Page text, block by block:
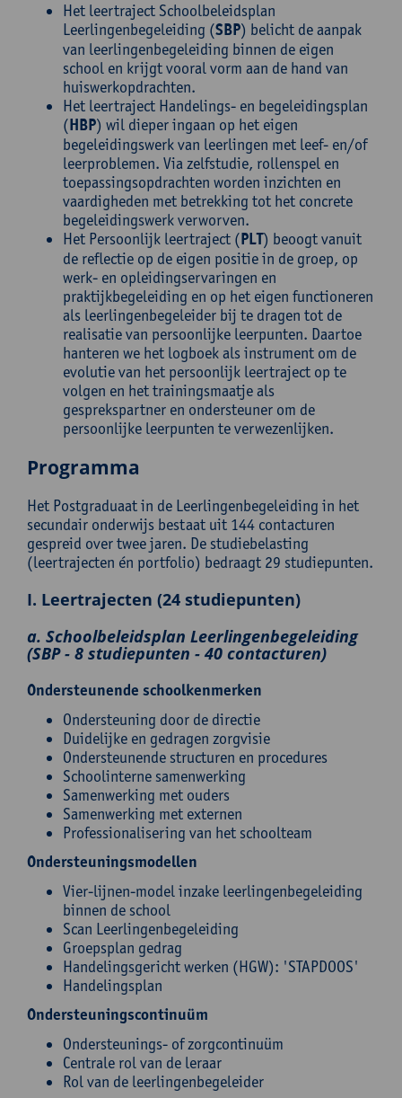
Het leertraject Schoolbeleidsplan
Leerlingenbegeleiding (SBP) belicht de aanpak
van leerlingenbegeleiding binnen de eigen
school en krijgt vooral vorm aan de hand van
huiswerkopdrachten.
Het leertraject Handelings- en begeleidingsplan
(HBP) wil dieper ingaan op het eigen
begeleidingswerk van leerlingen met leef- en/of
leerproblemen. Via zelfstudie, rollenspel en
toepassingsopdrachten worden inzichten en
vaardigheden met betrekking tot het concrete
begeleidingswerk verworven.
Het Persoonlijk leertraject (PLT) beoogt vanuit
de reflectie op de eigen positie in de groep, op
werk- en opleidingservaringen en
praktijkbegeleiding en op het eigen functioneren
als leerlingenbegeleider bij te dragen tot de
realisatie van persoonlijke leerpunten. Daartoe
hanteren we het logboek als instrument om de
evolutie van het persoonlijk leertraject op te
volgen en het trainingsmaatje als
gesprekspartner en ondersteuner om de
persoonlijke leerpunten te verwezenlijken.
Programma
Het Postgraduaat in de Leerlingenbegeleiding in het
secundair onderwijs bestaat uit 144 contacturen
gespreid over twee jaren. De studiebelasting
(leertrajecten én portfolio) bedraagt 29 studiepunten.
I. Leertrajecten (24 studiepunten)
a. Schoolbeleidsplan Leerlingenbegeleiding
(SBP - 8 studiepunten - 40 contacturen)
Ondersteunende schoolkenmerken
Ondersteuning door de directie
Duidelijke en gedragen zorgvisie
Ondersteunende structuren en procedures
Schoolinterne samenwerking
Samenwerking met ouders
Samenwerking met externen
Professionalisering van het schoolteam
Ondersteuningsmodellen
Vier-lijnen-model inzake leerlingenbegeleiding
binnen de school
Scan Leerlingenbegeleiding
Groepsplan gedrag
Handelingsgericht werken (HGW): 'STAPDOOS'
Handelingsplan
Ondersteuningscontinuüm
Ondersteunings- of zorgcontinuüm
Centrale rol van de leraar
Rol van de leerlingenbegeleider